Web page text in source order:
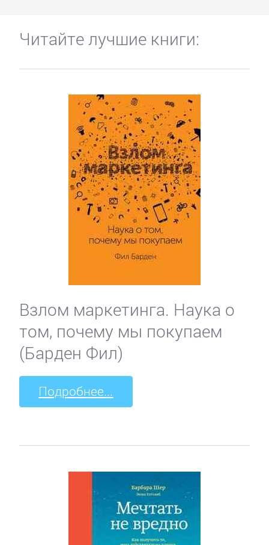
Читайте лучшие книги:
Взлом маркетинга. Наука о
том, почему мы покупаем
(Барден Фил)
Подробнее...